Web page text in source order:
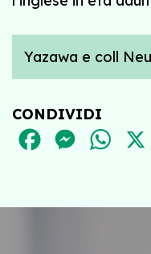
Yazawa e coll
CONDIVIDI
FACEBOOK